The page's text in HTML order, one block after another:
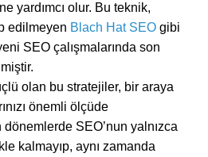
yardımcı olur. Bu teknik,
edilmeyen Blach Hat SEO gibi
SEO çalışmalarında son
olan bu stratejiler, bir araya
önemli ölçüde
SEO’nun yalnızca
kalmayıp, aynı zamanda